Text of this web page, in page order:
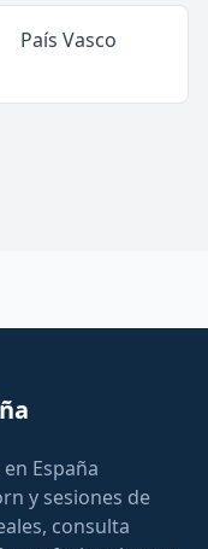
País Vasco
España
y sesiones de
consulta